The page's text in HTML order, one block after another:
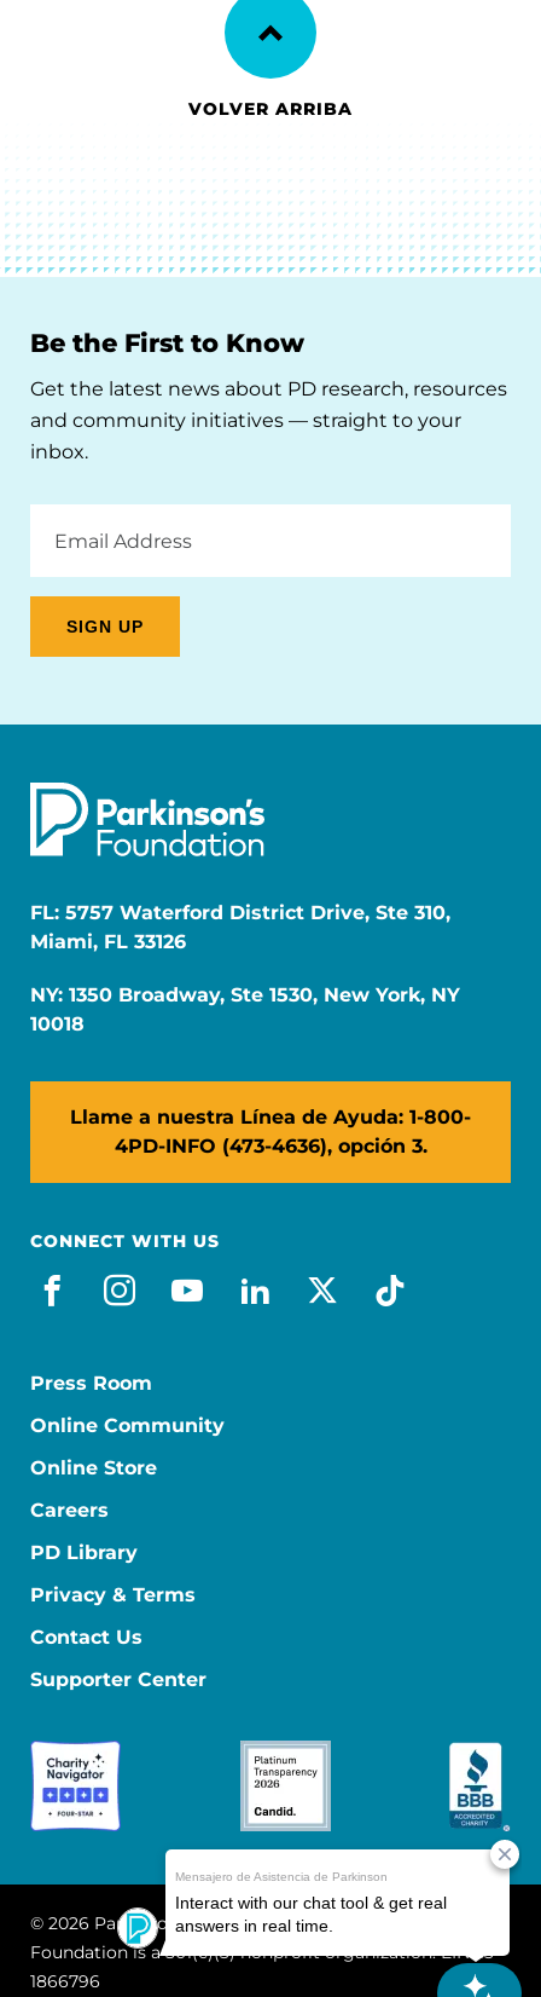
VOLVER ARRIBA
Be the First to Know
Get the latest news about PD research, resources
and community initiatives — straight to your
inbox.
Address
FL: 5757 Waterford District Drive, Ste 310,
Miami, FL 33126
NY: 1350 Broadway, Ste 1530, New York, NY
10018
Llame a nuestra Línea de Ayuda: 1-800-
4PD-INFO (473-4636), opción 3.
CONNECT WITH US
facebook_es
instagram
youtube
linkedin
x-socialtiktok
Press Room
Online Community
Online Store
Careers
PD Library
Privacy & Terms
Contact Us
Supporter Center
© 2026 Parkinson's Foundation
The Parkinson's
Foundation is a 501(c)(3) nonprofit organization. EIN: 13-
1866796